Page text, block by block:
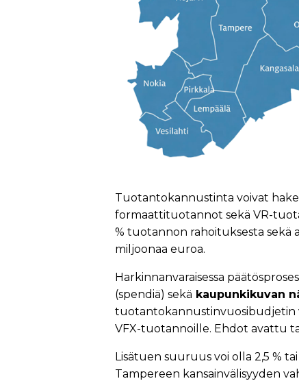
Tuotantokannustinta voivat
formaattituotannot sekä VR-
% tuotannon rahoituksesta sekä
miljoonaa euroa.
Harkinnanvaraisessa
(spendiä) sekä kaupunkikuvan
tuotantokannustinvuosibudjetin
VFX-tuotannoille. Ehdot avattu
Lisätuen suuruus voi olla 2,5 %
Tampereen kansainvälisyyden